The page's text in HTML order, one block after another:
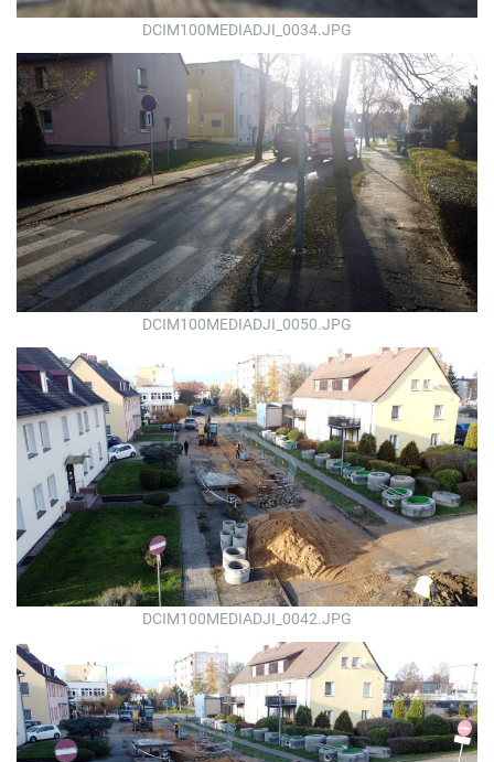
DCIM100MEDIADJI_0034.JPG
DCIM100MEDIADJI_0050.JPG
DCIM100MEDIADJI_0042.JPG